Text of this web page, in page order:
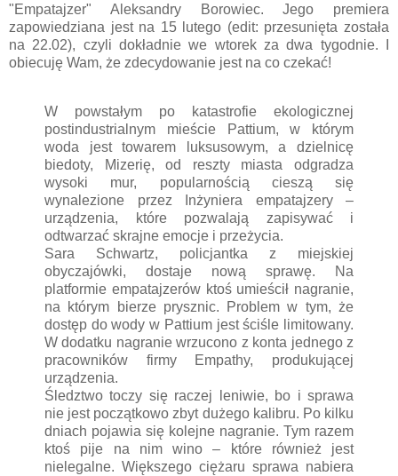
"Empatajzer" Aleksandry Borowiec. Jego premiera
zapowiedziana jest na 15 lutego (edit: przesunięta została
na 22.02), czyli dokładnie we wtorek za dwa tygodnie. I
obiecuję Wam, że zdecydowanie jest na co czekać!
W powstałym po katastrofie ekologicznej
postindustrialnym mieście Pattium, w którym
woda jest towarem luksusowym, a dzielnicę
biedoty, Mizerię, od reszty miasta odgradza
wysoki mur, popularnością cieszą się
wynalezione przez Inżyniera empatajzery –
urządzenia, które pozwalają zapisywać i
odtwarzać skrajne emocje i przeżycia.
Sara Schwartz, policjantka z miejskiej
obyczajówki, dostaje nową sprawę. Na
platformie empatajzerów ktoś umieścił nagranie,
na którym bierze prysznic. Problem w tym, że
dostęp do wody w Pattium jest ściśle limitowany.
W dodatku nagranie wrzucono z konta jednego z
pracowników firmy Empathy, produkującej
urządzenia.
Śledztwo toczy się raczej leniwie, bo i sprawa
nie jest początkowo zbyt dużego kalibru. Po kilku
dniach pojawia się kolejne nagranie. Tym razem
ktoś pije na nim wino – które również jest
nielegalne. Większego ciężaru sprawa nabiera